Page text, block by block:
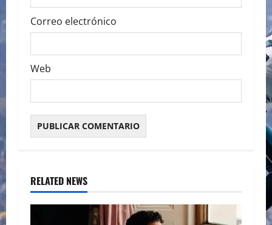
Correo electrónico
Web
RELATED NEWS